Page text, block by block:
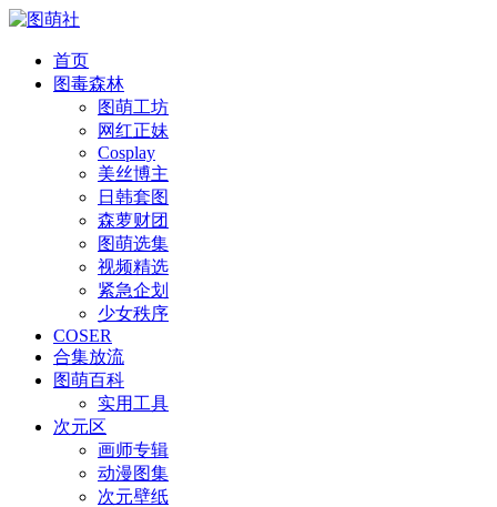
首页
图毒森林
图萌工坊
网红正妹
Cosplay
美丝博主
日韩套图
森萝财团
图萌选集
视频精选
紧急企划
少女秩序
COSER
合集放流
图萌百科
实用工具
次元区
画师专辑
动漫图集
次元壁纸